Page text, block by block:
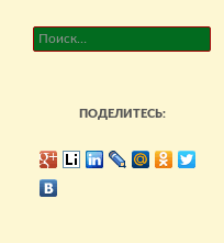
Найти:
ПОДЕЛИТЕСЬ: